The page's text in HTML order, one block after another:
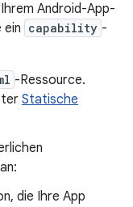
Android-App-
ein capability -
-Ressource.
Statische
die Ihre App